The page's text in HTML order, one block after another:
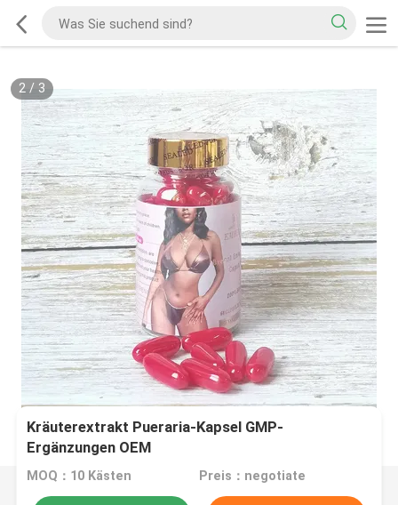
2/ 3
Kräuterextrakt Pueraria-Kapsel GMP-
Ergänzungen OEM
MOQ：10 Kästen Preis：negotiate